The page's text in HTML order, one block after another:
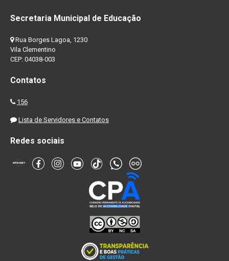
Secretaria Municipal de Educação
Rua Borges Lagoa, 1230
Vila Clementino
CEP: 04038-003
Contatos
156
Lista de Servidores e Contatos
Redes sociais